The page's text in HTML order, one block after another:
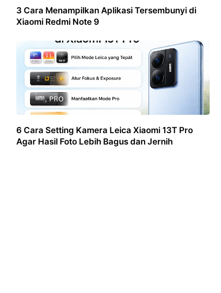
3 Cara Menampilkan Aplikasi Tersembunyi di
Xiaomi Redmi Note 9
6 Cara Setting Kamera Leica Xiaomi 13T Pro
Agar Hasil Foto Lebih Bagus dan Jernih